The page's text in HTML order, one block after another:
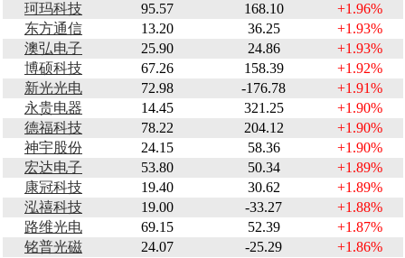
珂玛科技
95.57 168.10
+1.96%
东方通信
13.20 36.25
+1.93%
澳弘电子
25.90 24.86
+1.93%
博硕科技
67.26 158.39
+1.92%
新光光电
72.98 -176.78
+1.91%
永贵电器
14.45 321.25
+1.90%
德福科技
78.22 204.12
+1.90%
神宇股份
24.15 58.36
+1.90%
宏达电子
53.80 50.34
+1.89%
康冠科技
19.40 30.62
+1.89%
泓禧科技
19.00 -33.27
+1.88%
路维光电
69.15 52.39
+1.87%
铭普光磁
24.07 -25.29
+1.86%